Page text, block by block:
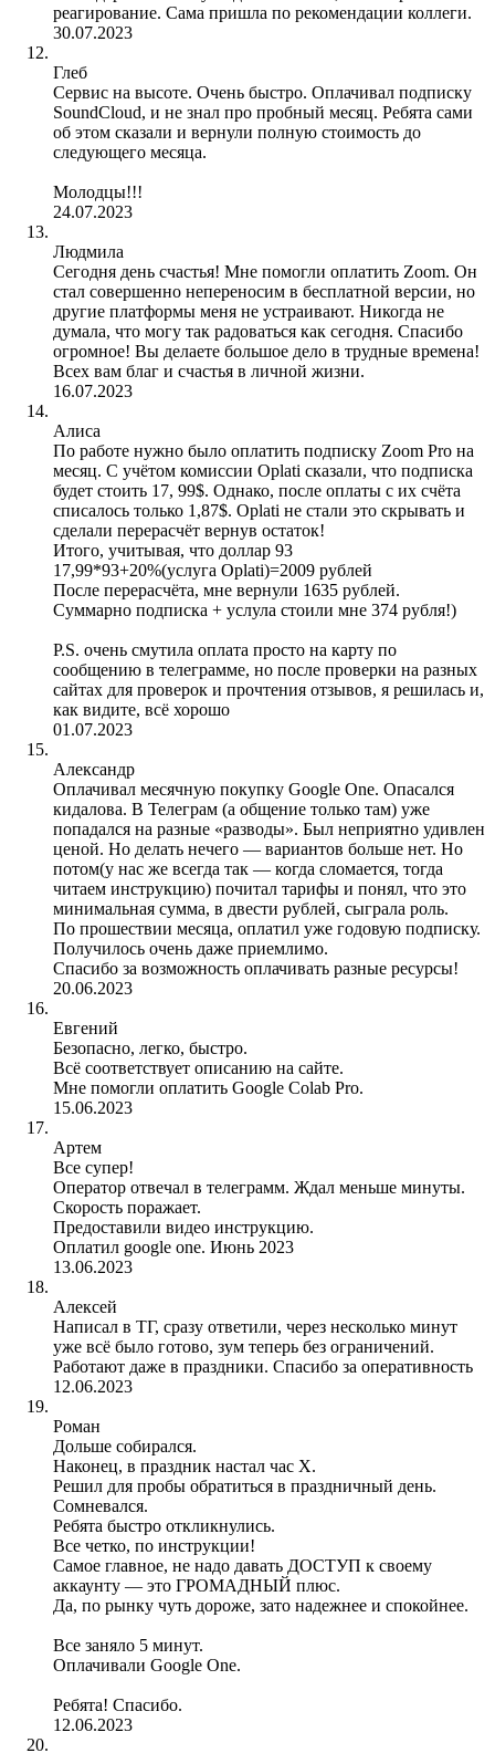
реагирование. Сама пришла по рекомендации коллеги.
30.07.2023
Глеб
Сервис на высоте. Очень быстро. Оплачивал подписку
SoundCloud, и не знал про пробный месяц. Ребята сами
об этом сказали и вернули полную стоимость до
следующего месяца.
Молодцы!!!
24.07.2023
Людмила
Сегодня день счастья! Мне помогли оплатить Zoom. Он
стал совершенно непереносим в бесплатной версии, но
другие платформы меня не устраивают. Никогда не
думала, что могу так радоваться как сегодня. Спасибо
огромное! Вы делаете большое дело в трудные времена!
Всех вам благ и счастья в личной жизни.
16.07.2023
Алиса
По работе нужно было оплатить подписку Zoom Pro на
месяц. С учётом комиссии Oplati сказали, что подписка
будет стоить 17, 99$. Однако, после оплаты с их счёта
списалось только 1,87$. Oplati не стали это скрывать и
сделали перерасчёт вернув остаток!
Итого, учитывая, что доллар 93
17,99*93+20%(услуга Oplati)=2009 рублей
После перерасчёта, мне вернули 1635 рублей.
Суммарно подписка + услула стоили мне 374 рубля!)
P.S. очень смутила оплата просто на карту по
сообщению в телеграмме, но после проверки на разных
сайтах для проверок и прочтения отзывов, я решилась и,
как видите, всё хорошо
01.07.2023
Александр
Оплачивал месячную покупку Google One. Опасался
кидалова. В Телеграм (а общение только там) уже
попадался на разные «разводы». Был неприятно удивлен
ценой. Но делать нечего — вариантов больше нет. Но
потом(у нас же всегда так — когда сломается, тогда
читаем инструкцию) почитал тарифы и понял, что это
минимальная сумма, в двести рублей, сыграла роль.
По прошествии месяца, оплатил уже годовую подписку.
Получилось очень даже приемлимо.
Спасибо за возможность оплачивать разные ресурсы!
20.06.2023
Евгений
Безопасно, легко, быстро.
Всё соответствует описанию на сайте.
Мне помогли оплатить Google Colab Pro.
15.06.2023
Артем
Все супер!
Оператор отвечал в телеграмм. Ждал меньше минуты.
Скорость поражает.
Предоставили видео инструкцию.
Оплатил google one. Июнь 2023
13.06.2023
Алексей
Написал в ТГ, сразу ответили, через несколько минут
уже всё было готово, зум теперь без ограничений.
Работают даже в праздники. Спасибо за оперативность
12.06.2023
Роман
Дольше собирался.
Наконец, в праздник настал час X.
Решил для пробы обратиться в праздничный день.
Сомневался.
Ребята быстро откликнулись.
Все четко, по инструкции!
Самое главное, не надо давать ДОСТУП к своему
аккаунту — это ГРОМАДНЫЙ плюс.
Да, по рынку чуть дороже, зато надежнее и спокойнее.
Все заняло 5 минут.
Оплачивали Google One.
Ребята! Спасибо.
12.06.2023